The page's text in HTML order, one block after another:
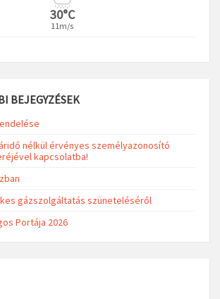
30°C
11m/s
BEJEGYZÉSEK
nélkül érvényes személyazonosító
kapcsolatba!
gázszolgáltatás szüneteléséről
Portája 2026